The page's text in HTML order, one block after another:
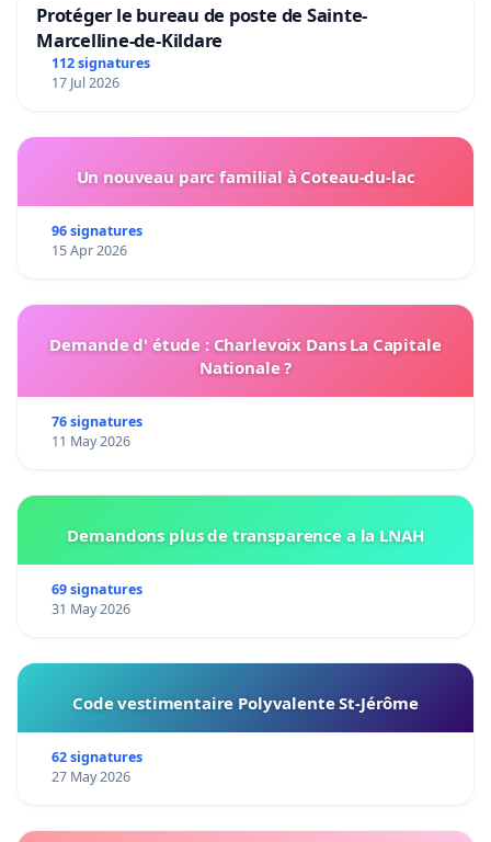
Protéger le bureau de poste de Sainte-
Marcelline-de-Kildare
112 signatures
17 Jul 2026
Un nouveau parc familial à Coteau-du-lac
96 signatures
15 Apr 2026
Demande d' étude : Charlevoix Dans La Capitale
Nationale ?
76 signatures
11 May 2026
Demandons plus de transparence a la LNAH
69 signatures
31 May 2026
Code vestimentaire Polyvalente St-Jérôme
62 signatures
27 May 2026